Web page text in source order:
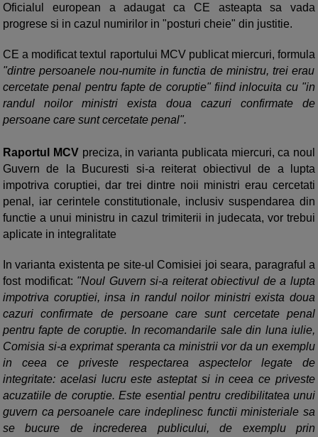
Oficialul european a adaugat ca CE asteapta sa vada
progrese si in cazul numirilor in "posturi cheie" din justitie.
CE a modificat textul raportului MCV publicat miercuri, formula
"dintre persoanele nou-numite in functia de ministru, trei erau
cercetate penal pentru fapte de coruptie" fiind inlocuita cu "in
randul noilor ministri exista doua cazuri confirmate de
persoane care sunt cercetate penal".
Raportul MCV preciza, in varianta publicata miercuri, ca noul
Guvern de la Bucuresti si-a reiterat obiectivul de a lupta
impotriva coruptiei, dar trei dintre noii ministri erau cercetati
penal, iar cerintele constitutionale, inclusiv suspendarea din
functie a unui ministru in cazul trimiterii in judecata, vor trebui
aplicate in integralitate
In varianta existenta pe site-ul Comisiei joi seara, paragraful a
fost modificat: "Noul Guvern si-a reiterat obiectivul de a lupta
impotriva coruptiei, insa in randul noilor ministri exista doua
cazuri confirmate de persoane care sunt cercetate penal
pentru fapte de coruptie. In recomandarile sale din luna iulie,
Comisia si-a exprimat speranta ca ministrii vor da un exemplu
in ceea ce priveste respectarea aspectelor legate de
integritate: acelasi lucru este asteptat si in ceea ce priveste
acuzatiile de coruptie. Este esential pentru credibilitatea unui
guvern ca persoanele care indeplinesc functii ministeriale sa
se bucure de increderea publicului, de exemplu prin